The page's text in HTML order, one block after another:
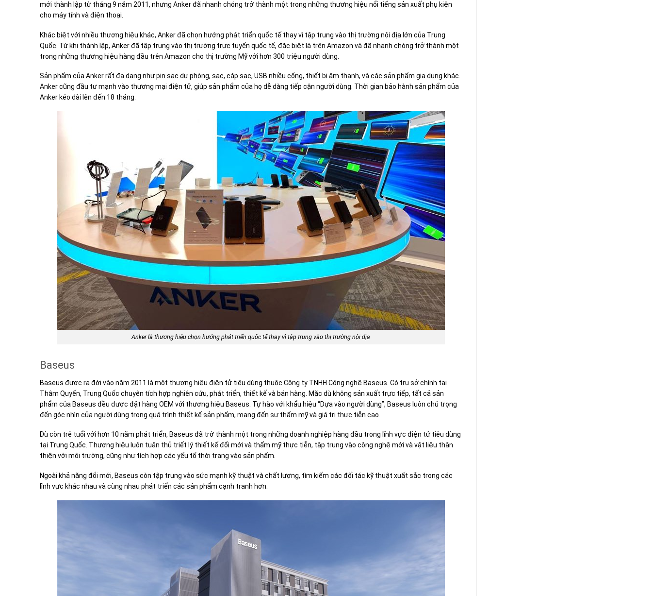
mới thành lập từ tháng 9 năm 2011, nhưng Anker đã nhanh chóng trở thành một trong những thương hiệu nổi tiếng sản xuất phụ kiện
cho máy tính và điện thoại.
Khác biệt với nhiều thương hiệu khác, Anker đã chọn hướng phát triển quốc tế thay vì tập trung vào thị trường nội địa lớn của Trung
Quốc. Từ khi thành lập, Anker đã tập trung vào thị trường trực tuyến quốc tế, đặc biệt là trên Amazon và đã nhanh chóng trở thành một
trong những thương hiệu hàng đầu trên Amazon cho thị trường Mỹ với hơn 300 triệu người dùng.
Sản phẩm của Anker rất đa dạng như pin sạc dự phòng, sạc, cáp sạc, USB nhiều cổng, thiết bị âm thanh, và các sản phẩm gia dụng khác.
Anker cũng đầu tư mạnh vào thương mại điện tử, giúp sản phẩm của họ dễ dàng tiếp cận người dùng. Thời gian bảo hành sản phẩm của
Anker kéo dài lên đến 18 tháng.
Anker là thương hiệu chọn hướng phát triển quốc tế thay vì tập trung vào thị trường nội địa
Baseus
Baseus được ra đời vào năm 2011 là một thương hiệu điện tử tiêu dùng thuộc Công ty TNHH Công nghệ Baseus. Có trụ sở chính tại
Thâm Quyến, Trung Quốc chuyên tích hợp nghiên cứu, phát triển, thiết kế và bán hàng. Mặc dù không sản xuất trực tiếp, tất cả sản
phẩm của Baseus đều được đặt hàng OEM với thương hiệu Baseus. Tự hào với khẩu hiệu “Dựa vào người dùng”, Baseus luôn chú trọng
đến góc nhìn của người dùng trong quá trình thiết kế sản phẩm, mang đến sự thẩm mỹ và giá trị thực tiễn cao.
Dù còn trẻ tuổi với hơn 10 năm phát triển, Baseus đã trở thành một trong những doanh nghiệp hàng đầu trong lĩnh vực điện tử tiêu dùng
tại Trung Quốc. Thương hiệu luôn tuân thủ triết lý thiết kế đổi mới và thẩm mỹ thực tiễn, tập trung vào công nghệ mới và vật liệu thân
thiện với môi trường, cũng như tích hợp các yếu tố thời trang vào sản phẩm.
Ngoài khả năng đổi mới, Baseus còn tập trung vào sức mạnh kỹ thuật và chất lượng, tìm kiếm các đối tác kỹ thuật xuất sắc trong các
lĩnh vực khác nhau và cùng nhau phát triển các sản phẩm cạnh tranh hơn.